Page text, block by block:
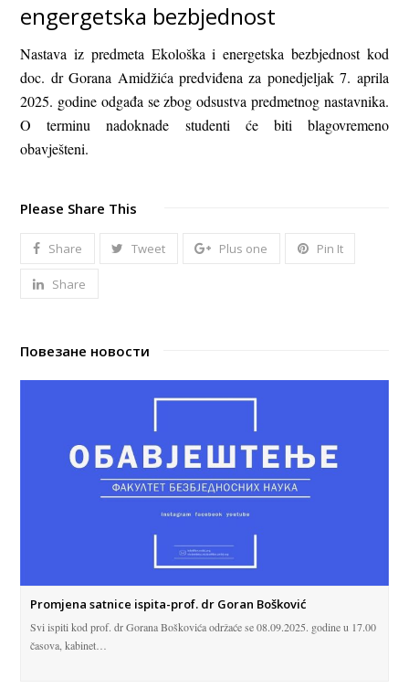
engergetska bezbjednost
Nastava iz predmeta Ekološka i energetska bezbjednost kod
doc. dr Gorana Amidžića predviđena za ponedjeljak 7. aprila
2025. godine odgađa se zbog odsustva predmetnog nastavnika.
O terminu nadoknade studenti će biti blagovremeno
obavješteni.
Please Share This
Share Tweet Plus one Pin It
Share
Повезане новости
Promjena satnice ispita-prof. dr Goran Bošković
Svi ispiti kod prof. dr Gorana Boškovića održaće se 08.09.2025. godine u 17.00
časova, kabinet…